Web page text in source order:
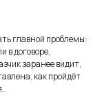
главной проблемы:
в договоре,
заранее видит,
как пройдёт